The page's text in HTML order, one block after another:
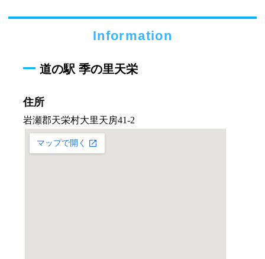
Information
道の駅 季の里天栄
住所